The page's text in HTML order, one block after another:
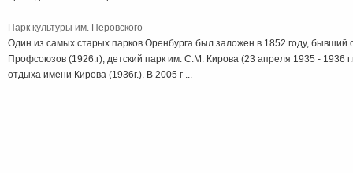
Парк культуры им. Перовского
Один из самых старых парков Оренбурга был заложен в 1852 году, бывший
Профсоюзов (1926.г), детский парк им. С.М. Кирова (23 апреля 1935 - 1936
отдыха имени Кирова (1936г.). В 2005 г ...